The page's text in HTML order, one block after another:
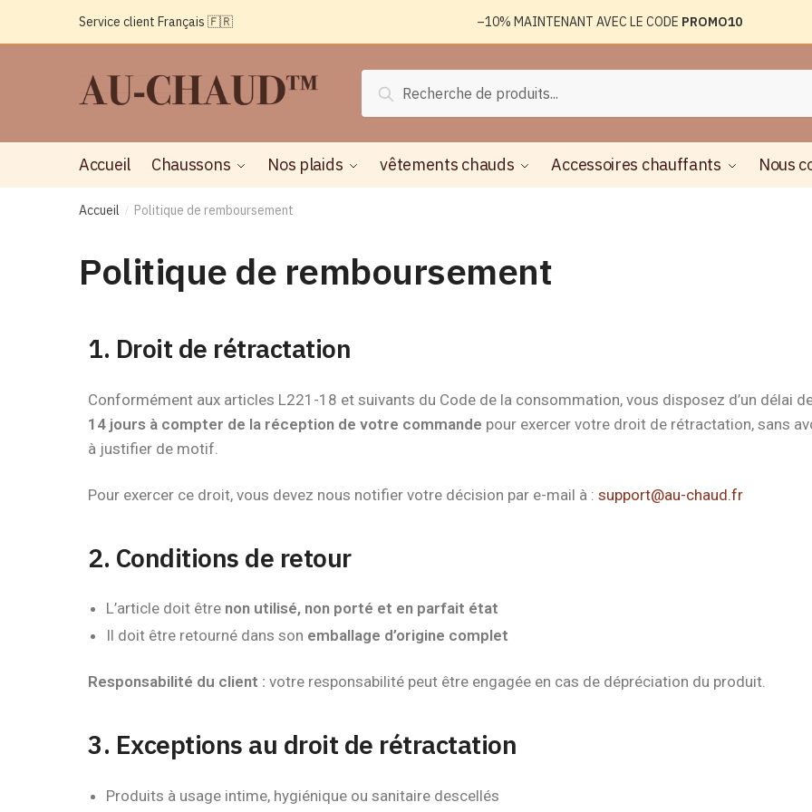
Service client Français 🇫🇷 –10% MAINTENANT AVEC LE CODE PROMO10
Recherche
Accueil Chaussons Nos plaids vêtements chauds Accessoires chauffants Nous
Accueil / Politique de remboursement
Politique de remboursement
1. Droit de rétractation
Conformément aux articles L221-18 et suivants du Code de la consommation, vous disposez d’un délai
14 jours à compter de la réception de votre commande pour exercer votre droit de rétractation, sans
à justifier de motif.
Pour exercer ce droit, vous devez nous notifier votre décision par e-mail à : support@au-chaud.fr
2. Conditions de retour
L’article doit être non utilisé, non porté et en parfait état
Il doit être retourné dans son emballage d’origine complet
Responsabilité du client : votre responsabilité peut être engagée en cas de dépréciation du produit.
3. Exceptions au droit de rétractation
Produits à usage intime, hygiénique ou sanitaire descellés